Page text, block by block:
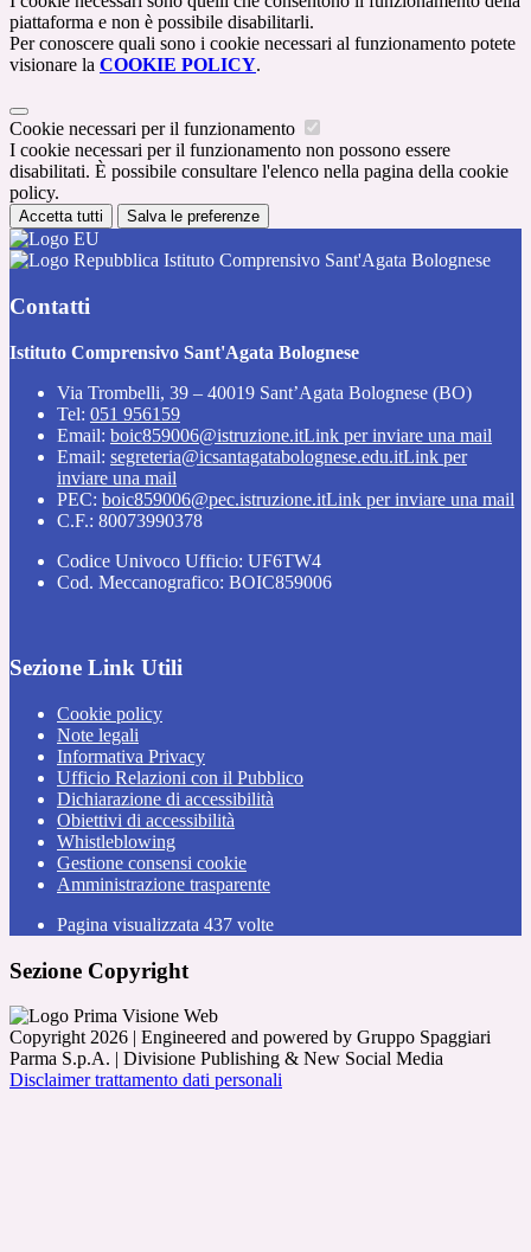
piattaforma e non è possibile disabilitarli.
Per conoscere quali sono i cookie necessari al funzionamento potete
visionare la COOKIE POLICY.
Cookie necessari per il funzionamento
I cookie necessari per il funzionamento non possono essere
disabilitati. È possibile consultare l'elenco nella pagina della cookie
policy.
Accetta tutti Salva le preferenze
Istituto Comprensivo Sant'Agata Bolognese
Contatti
Istituto Comprensivo Sant'Agata Bolognese
Via Trombelli, 39 – 40019 Sant’Agata Bolognese (BO)
Tel: 051 956159
Email: boic859006@istruzione.itLink per inviare una mail
Email: segreteria@icsantagatabolognese.edu.itLink per
inviare una mail
PEC: boic859006@pec.istruzione.itLink per inviare una mail
C.F.: 80073990378
Codice Univoco Ufficio: UF6TW4
Cod. Meccanografico: BOIC859006
Sezione Link Utili
Cookie policy
Note legali
Informativa Privacy
Ufficio Relazioni con il Pubblico
Dichiarazione di accessibilità
Obiettivi di accessibilità
Whistleblowing
Gestione consensi cookie
Amministrazione trasparente
Pagina visualizzata 437 volte
Sezione Copyright
Copyright 2026 | Engineered and powered by Gruppo Spaggiari
Parma S.p.A. | Divisione Publishing & New Social Media
Disclaimer trattamento dati personali